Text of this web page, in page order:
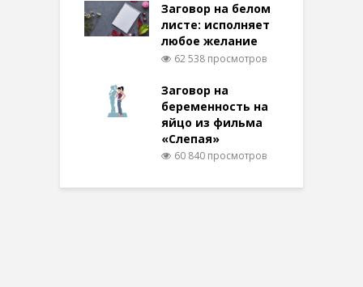
Заговор на белом
листе: исполняет
любое желание
62 538 просмотров
Заговор на
беременность на
яйцо из фильма
«Слепая»
60 840 просмотров